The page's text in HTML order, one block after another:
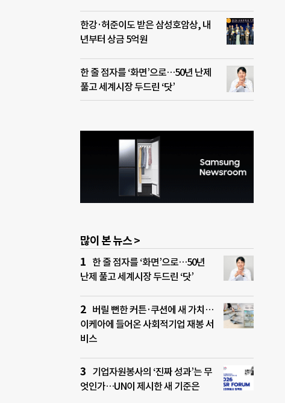
한강·허준이도 받은 삼성호암상, 내
년부터 상금 5억원
한 줄 점자를 ‘화면’으로…50년 난제
풀고 세계시장 두드린 ‘닷’
많이 본 뉴스 >
한 줄 점자를 ‘화면’으로…50년
난제 풀고 세계시장 두드린 ‘닷’
버릴 뻔한 커튼·쿠션에 새 가치…
이케아에 들어온 사회적기업 재봉 서
비스
기업자원봉사의 ‘진짜 성과’는 무
엇인가…UN이 제시한 새 기준은